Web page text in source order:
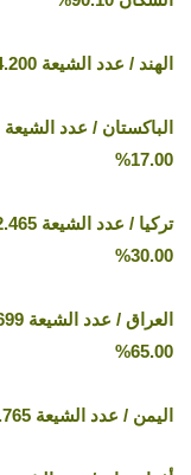
الهند / عدد الشيعة 70.474.200 / نسبتهم إلى مجموع السكان 9.99%
17.00%
30.00%
65.00%
اليمن / عدد الشيعة 8.655.765 / نسبتهم إلى مجموع السكان 40.00%